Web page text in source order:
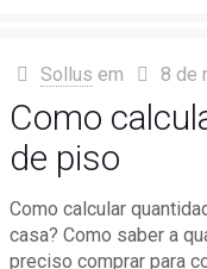
Sollus em 8 de
Como
de piso
Como calcular
casa? Como saber a
preciso comprar para